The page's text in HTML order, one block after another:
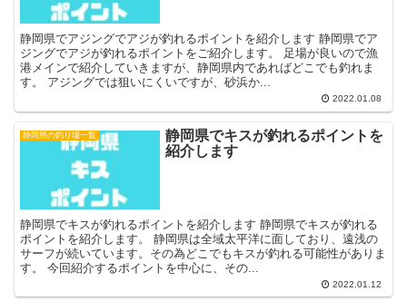
静岡県でアジングでアジが釣れるポイントを紹介します 静岡県でア
ジングでアジが釣れるポイントをご紹介します。 足場が良いので漁
港メインで紹介していきますが、静岡県内であればどこでも釣れま
す。 アジングでは狙いにくいですが、砂浜か...
2022.01.08
静岡県の釣り場一覧
静岡県でキスが釣れるポイントを
紹介します
静岡県でキスが釣れるポイントを紹介します 静岡県でキスが釣れる
ポイントを紹介します。 静岡県は全域太平洋に面しており、遠浅の
サーフが続いています。その為どこでもキスが釣れる可能性がありま
す。 今回紹介するポイントを中心に、その...
2022.01.12